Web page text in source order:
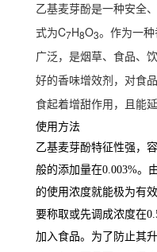
乙基麦芽酚是一种安全
式为C7H8O3。作为一
广泛，是烟草、食品、
好的香味增效剂，对食
食起着增甜作用，且能
使用方法
乙基麦芽酚特征性强，
般的添加量在0.003%。
的使用浓度就能极为有
要称取或先调成浓度在
加入食品。为了防止其